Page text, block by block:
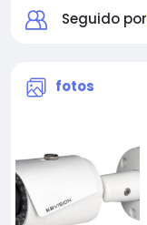
Seguido por
fotos